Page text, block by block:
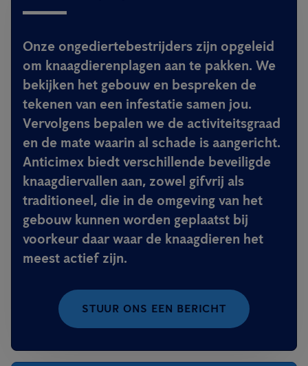
Onze ongediertebestrijders zijn opgeleid
om knaagdierenplagen aan te pakken. We
bekijken het gebouw en bespreken de
tekenen van een infestatie samen jou.
Vervolgens bepalen we de activiteitsgraad
en de mate waarin al schade is aangericht.
Anticimex biedt verschillende beveiligde
knaagdiervallen aan, zowel gifvrij als
traditioneel, die in de omgeving van het
gebouw kunnen worden geplaatst bij
voorkeur daar waar de knaagdieren het
meest actief zijn.
STUUR ONS EEN BERICHT